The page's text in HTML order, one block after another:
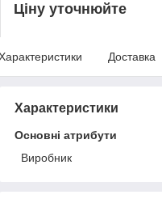
Ціну уточнюйте
Доставка
Характеристики
Основні атрибути
Виробник